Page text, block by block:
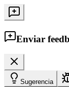
Enviar
Sugerencia